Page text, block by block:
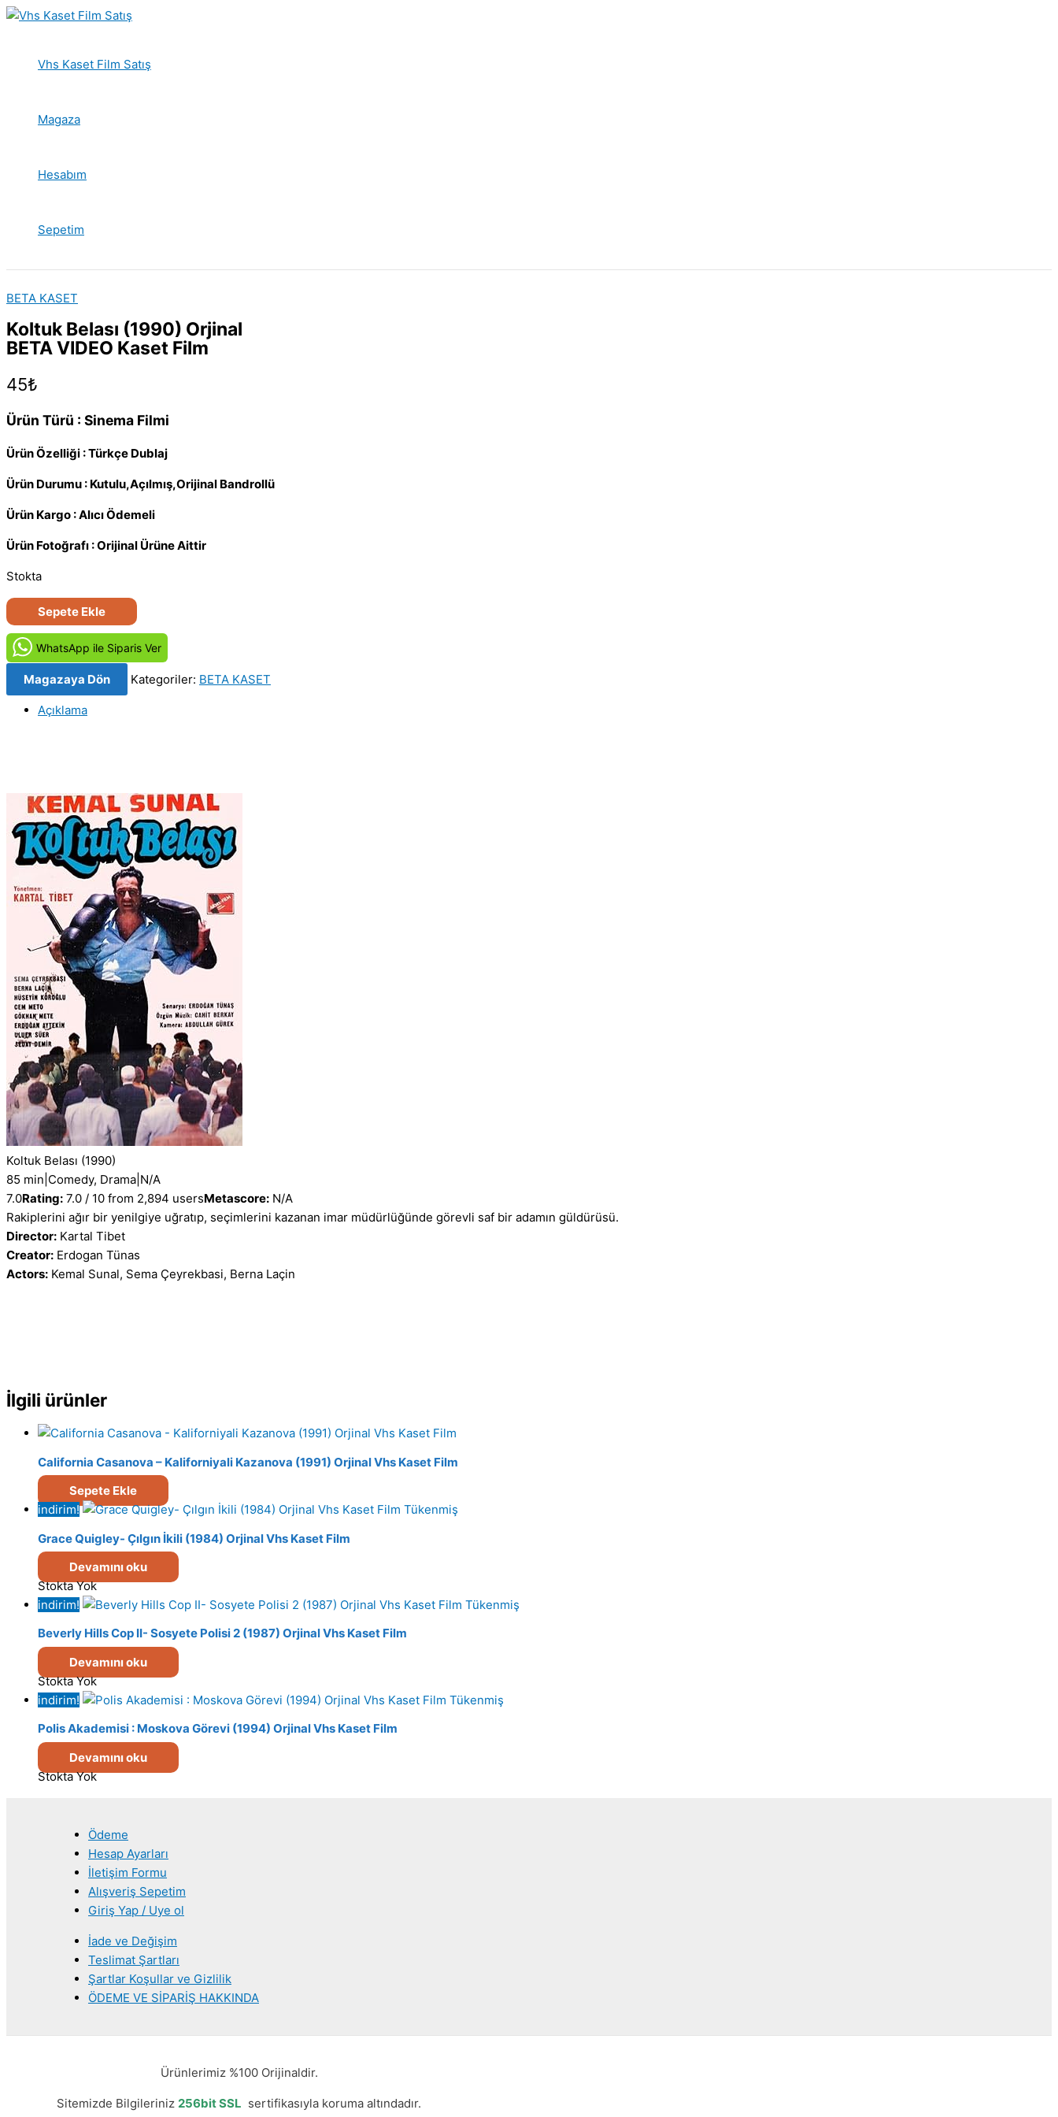
İçeriğe
Vhs Kaset Film Satış
Magaza
Hesabım
Sepetim
BETA KASET
Koltuk Belası (1990) Orjinal
BETA VIDEO Kaset Film
45₺
Ürün Türü : Sinema Filmi
Ürün Özelliği : Türkçe Dublaj
Ürün Durumu : Kutulu,Açılmış,Orijinal Bandrollü
Ürün Kargo : Alıcı Ödemeli
Ürün Fotoğrafı : Orijinal Ürüne Aittir
Stokta
Koltuk
Belası
(1990)
Orjinal
BETA
VIDEO
Sepete Ekle
WhatsApp ile Siparis Ver
Magazaya Dön Kategoriler: BETA KASET
Açıklama
Koltuk Belası (1990)
85 min Comedy, Drama N/A
7.0Rating: 7.0 / 10 from 2,894 usersMetascore: N/A
Rakiplerini ağır bir yenilgiye uğratıp, seçimlerini kazanan imar müdürlüğünde görevli saf bir adamın güldürüsü.
Director: Kartal Tibet
Creator: Erdogan Tünas
Actors: Kemal Sunal, Sema Çeyrekbasi, Berna Laçin
İlgili ürünler
California Casanova – Kaliforniyali Kazanova (1991) Orjinal Vhs Kaset Film
Sepete Ekle
indirim!
Tükenmiş
Grace Quigley- Çılgın İkili (1984) Orjinal Vhs Kaset Film
Devamını oku
Stokta Yok
indirim!
Tükenmiş
Beverly Hills Cop II- Sosyete Polisi 2 (1987) Orjinal Vhs Kaset Film
Devamını oku
Stokta Yok
indirim!
Tükenmiş
Polis Akademisi : Moskova Görevi (1994) Orjinal Vhs Kaset Film
Devamını oku
Stokta Yok
Ödeme
Hesap Ayarları
İletişim Formu
Alışveriş Sepetim
Giriş Yap / Uye ol
İade ve Değişim
Teslimat Şartları
Şartlar Koşullar ve Gizlilik
ÖDEME VE SİPARİŞ HAKKINDA
Ürünlerimiz %100 Orijinaldir.
Sitemizde Bilgileriniz 256bit SSL sertifikasıyla koruma altındadır.